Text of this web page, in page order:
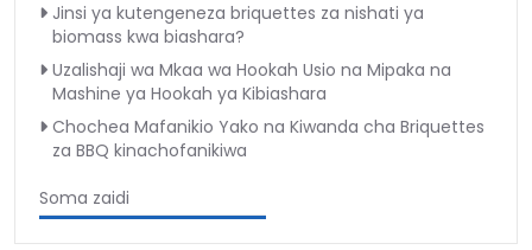
Jinsi ya kutengeneza briquettes za nishati ya
biomass kwa biashara?
Uzalishaji wa Mkaa wa Hookah Usio na Mipaka na
Mashine ya Hookah ya Kibiashara
Chochea Mafanikio Yako na Kiwanda cha Briquettes
za BBQ kinachofanikiwa
Soma zaidi